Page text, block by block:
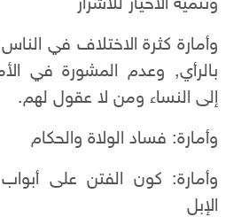
وتنمية الأخيار للأشرار
وأمارة كثرة الاختلاف في الناس
بالرأي, وعدم المشورة في
إلى النساء ومن لا عقول لهم.
وأمارة: فساد الولاة والحكام
وأمارة: كون الفتن على
الإبل